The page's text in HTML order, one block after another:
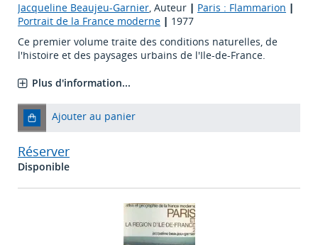
Jacqueline Beaujeu-Garnier, Auteur | Paris : Flammarion |
Portrait de la France moderne | 1977
Ce premier volume traite des conditions naturelles, de
l'histoire et des paysages urbains de l'Ile-de-France.
Plus d'information...
Ajouter au panier
Réserver
Disponible